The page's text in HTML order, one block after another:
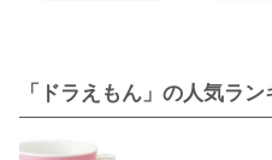
「ドラえもん」の人気ラ